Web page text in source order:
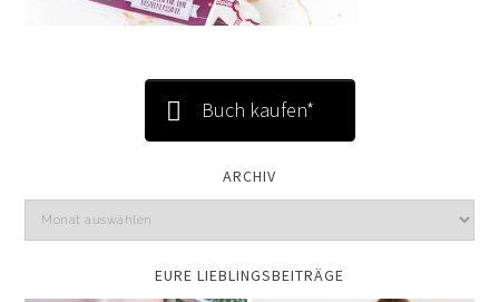
Buch kaufen*
ARCHIV
EURE LIEBLINGSBEITRÄGE